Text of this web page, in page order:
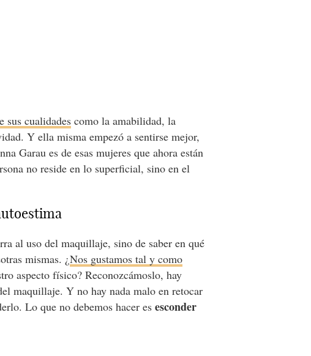
sus cualidades como la amabilidad, la
Y ella misma empezó a sentirse mejor,
Garau es de esas mujeres que ahora están
no reside en lo superficial, sino en el
al uso del maquillaje, sino de saber en qué
mismas. ¿Nos gustamos tal y como
aspecto físico? Reconozcámoslo, hay
maquillaje. Y no hay nada malo en retocar
Lo que no debemos hacer esesconder